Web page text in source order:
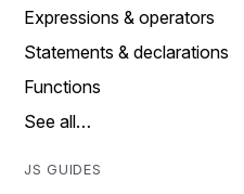
Expressions & operators
Statements & declarations
Functions
See all…
JS GUIDES